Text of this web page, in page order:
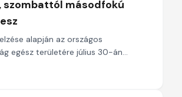
szombattól másodfokú
alapján az országos
egész területére július 30-án
hőségriasztást augusztus 8-án...